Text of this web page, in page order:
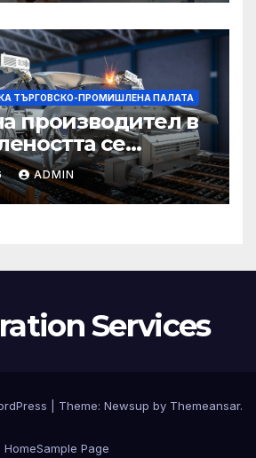
ТЪРГОВСКО-ПРОМИШЛЕНА ПАЛАТА
производител в
се
с 0,7% в
и с 0,5% в ЕС
ADMIN
Services
Theme: Newsup by Themeansar.
HomeSample Page